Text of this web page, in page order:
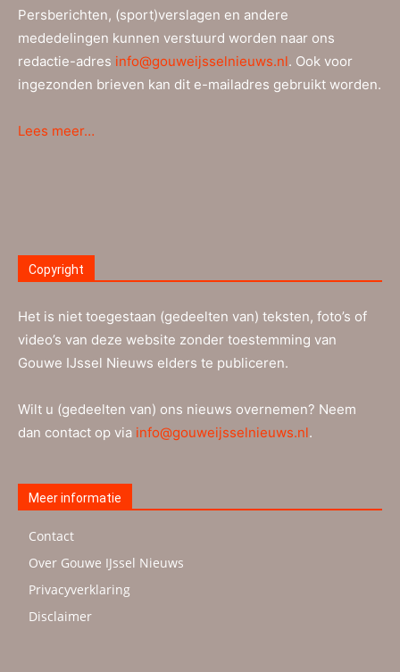
Persberichten, (sport)verslagen en andere
mededelingen kunnen verstuurd worden naar ons
redactie-adres info@gouweijsselnieuws.nl. Ook voor
ingezonden brieven kan dit e-mailadres gebruikt worden.
Lees meer…
Copyright
Het is niet toegestaan (gedeelten van) teksten, foto’s of
video’s van deze website zonder toestemming van
Gouwe IJssel Nieuws elders te publiceren.
Wilt u (gedeelten van) ons nieuws overnemen? Neem
dan contact op via info@gouweijsselnieuws.nl.
Meer informatie
Contact
Over Gouwe IJssel Nieuws
Privacyverklaring
Disclaimer